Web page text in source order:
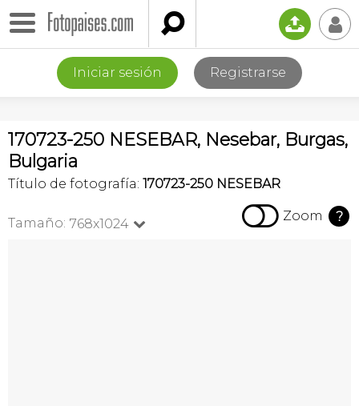
 📤 👤
Iniciar sesión Registrarse
170723-250 NESEBAR, Nesebar, Burgas,
Bulgaria
Título de fotografía: 170723-250 NESEBAR
Tamaño: 768x1024   Zoom ?